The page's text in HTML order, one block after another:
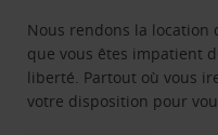
Nous rendons la location
que vous êtes impatient
liberté. Partout où vous
votre disposition pour